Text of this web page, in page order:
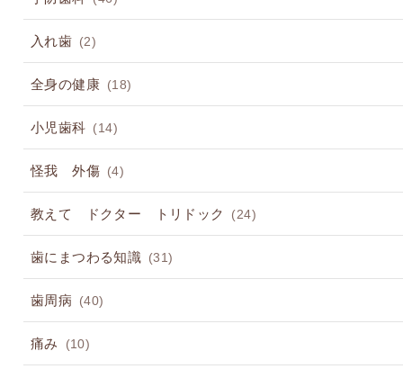
入れ歯 (2)
全身の健康 (18)
小児歯科 (14)
怪我 外傷 (4)
教えて ドクター トリドック (24)
歯にまつわる知識 (31)
歯周病 (40)
痛み (10)